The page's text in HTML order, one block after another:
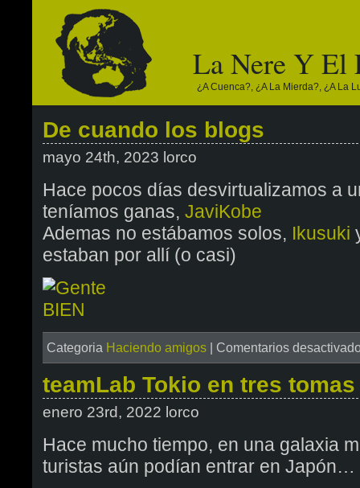
La Nere Y
¿a Cuenca?, ¿a La Mierda?, ¿a La
De cuando los blogs
mayo 24th, 2023 lorco
Hace pocos días desvirtualizamos a
teníamos ganas, JaviKobe
Ademas no estábamos solos, Ikusuki
estaban por allí (o casi)
Categoria Haciendo amigos | Comentarios
teamLab Tokio en tres tomas
enero 23rd, 2022 lorco
Hace mucho tiempo, en una galaxia
turistas aún podían entrar en Japón…